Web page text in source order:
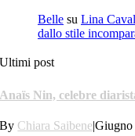
Belle su Lina
dallo stile
Ultimi post
Anaïs Nin, celebre
By Chiara Saibene|Giugno